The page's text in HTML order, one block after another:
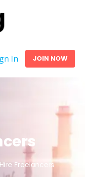
In JOIN NOW
Hire Freelancers